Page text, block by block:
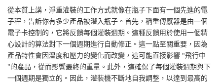
從本質上講，淨重灌裝的工作方式就像在瓶子下面有一個先進的電
子秤，告訴你有多少產品被灌入瓶子。首先，稱重傳感器是由一個
電子卡控制的，它將反饋每個灌裝週期。這種反饋用於使用一個精
心設計的算法對下一個週期進行自動修正。這一點至關重要，因為
產品特性會因溫度和壓力的變化而改變，這可能直接影響 "飛行中
"的產品，從而影響最終的重量。此外，這確保了每個灌裝週期與下
一個週期是獨立的。因此，灌裝機不斷地自我調整，以達到最高的